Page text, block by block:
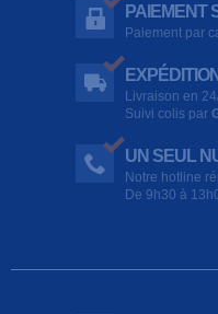
PAIEMENT
Paiement par
Livraison en
Suivi colis par
UN SEUL
Notre hotline
De 9h30 à